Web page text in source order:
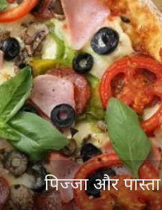
पिज्जा और पास्ता